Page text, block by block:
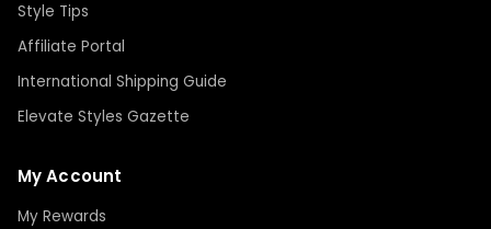
Style Tips
Affiliate Portal
International Shipping Guide
Elevate Styles Gazette
My Account
My Rewards